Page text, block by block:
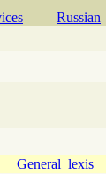
Russian
lexis